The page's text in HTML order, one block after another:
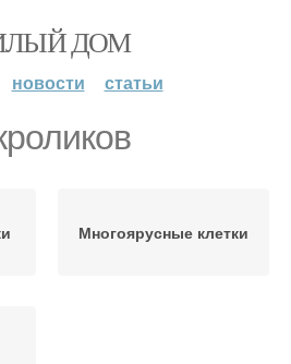
ДОМ
новости статьи
Многоярусные клетки